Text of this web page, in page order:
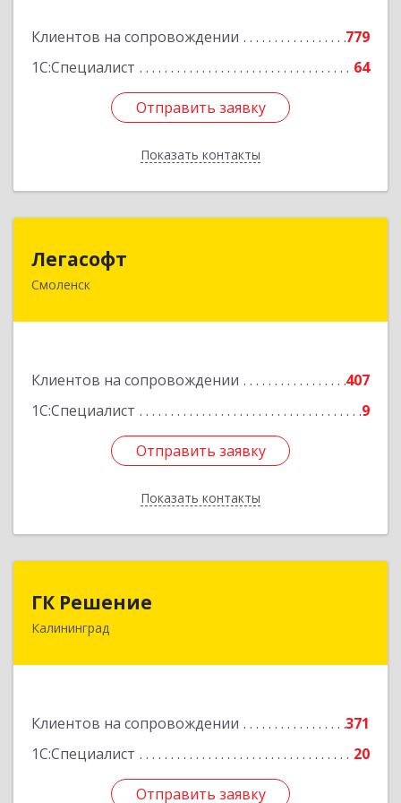
Клиентов на сопровождении
779
1С:Специалист
64
Отправить заявку
Показать контакты
Отправить заявку
Назад
Легасофт
Смоленск
Клиентов на сопровождении
407
1С:Специалист
9
Отправить заявку
Показать контакты
214018, Смоленская обл, Смоленск г, Ново-
Отправить заявку
Назад
ГК Решение
Калининград
Клиентов на сопровождении
371
1С:Специалист
20
Отправить заявку
236038, Калининградская обл, Калининград г,
Отправить заявку